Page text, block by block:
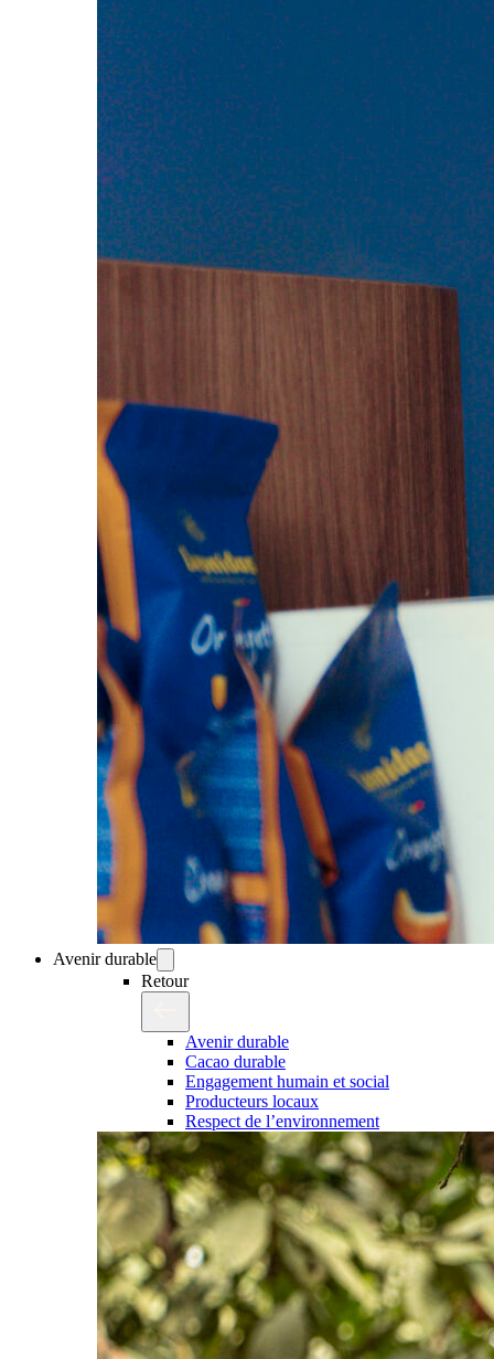
Avenir durable
Retour
Avenir durable
Cacao durable
Engagement humain et social
Producteurs locaux
Respect de l’environnement